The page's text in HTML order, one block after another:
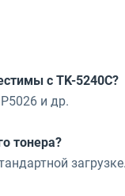
с TK-5240C?
и др.
тонера?
загрузке.